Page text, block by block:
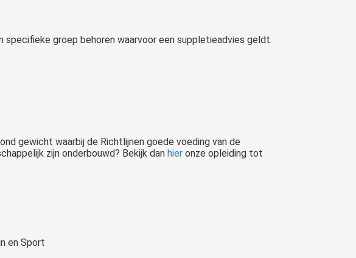
groep behoren waarvoor een suppletieadvies geldt.
gewicht waarbij de Richtlijnen goede voeding van de
zijn onderbouwd? Bekijk dan hier onze opleiding tot
en Sport